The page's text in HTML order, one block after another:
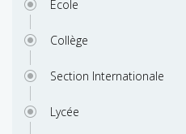
École
Collège
Section Internationale
Lycée